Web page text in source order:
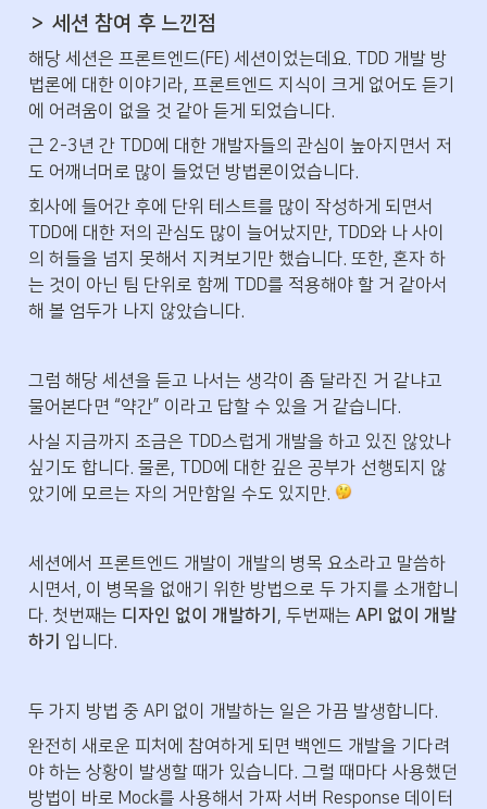
＞ 세션 참여 후 느낀점
해당 세션은 프론트엔드(FE) 세션이었는데요. TDD 개발 방
법론에 대한 이야기라, 프론트엔드 지식이 크게 없어도 듣기
에 어려움이 없을 것 같아 듣게 되었습니다.
근 2-3년 간 TDD에 대한 개발자들의 관심이 높아지면서 저
도 어깨너머로 많이 들었던 방법론이었습니다.
회사에 들어간 후에 단위 테스트를 많이 작성하게 되면서
TDD에 대한 저의 관심도 많이 늘어났지만, TDD와 나 사이
의 허들을 넘지 못해서 지켜보기만 했습니다. 또한, 혼자 하
는 것이 아닌 팀 단위로 함께 TDD를 적용해야 할 거 같아서
해 볼 엄두가 나지 않았습니다.
그럼 해당 세션을 듣고 나서는 생각이 좀 달라진 거 같냐고
물어본다면 “약간” 이라고 답할 수 있을 거 같습니다.
사실 지금까지 조금은 TDD스럽게 개발을 하고 있진 않았나
싶기도 합니다. 물론, TDD에 대한 깊은 공부가 선행되지 않
았기에 모르는 자의 거만함일 수도 있지만.
세션에서 프론트엔드 개발이 개발의 병목 요소라고 말씀하
시면서, 이 병목을 없애기 위한 방법으로 두 가지를 소개합니
다. 첫번째는 디자인 없이 개발하기 , 두번째는 API 없이 개발
하기
입니다.
두 가지 방법 중 API 없이 개발하는 일은 가끔 발생합니다.
완전히 새로운 피처에 참여하게 되면 백엔드 개발을 기다려
야 하는 상황이 발생할 때가 있습니다. 그럴 때마다 사용했던
방법이 바로 Mock를 사용해서 가짜 서버 Response 데이터